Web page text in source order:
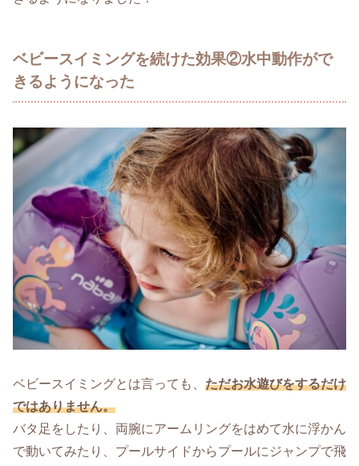
ベビースイミングを続けた効果②水中動作がで
きるようになった
ベビースイミングとは言っても、 ただお水遊びをするだけ
ではありません。
バタ足をしたり、両腕にアームリングをはめて水に浮かん
で動いてみたり、プールサイドからプールにジャンプで飛